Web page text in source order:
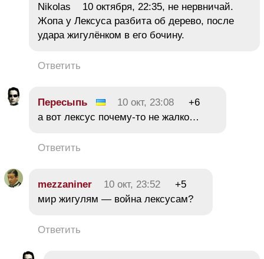
Nikolas 10 октября, 22:35, не нервничай.
Жопа у Лексуса разбита об дерево, после
удара жигулёнком в его бочину.
Ответить
Пересыпь 10 окт, 23:08
+6
а вот лексус почему-то не жалко…
Ответить
mezzaniner 10 окт, 23:52
+5
мир жигулям — война лексусам?
Ответить